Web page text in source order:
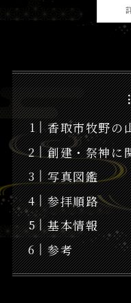
香取市牧野の
創建・祭神に
写真図鑑
参拝順路
基本情報
参考